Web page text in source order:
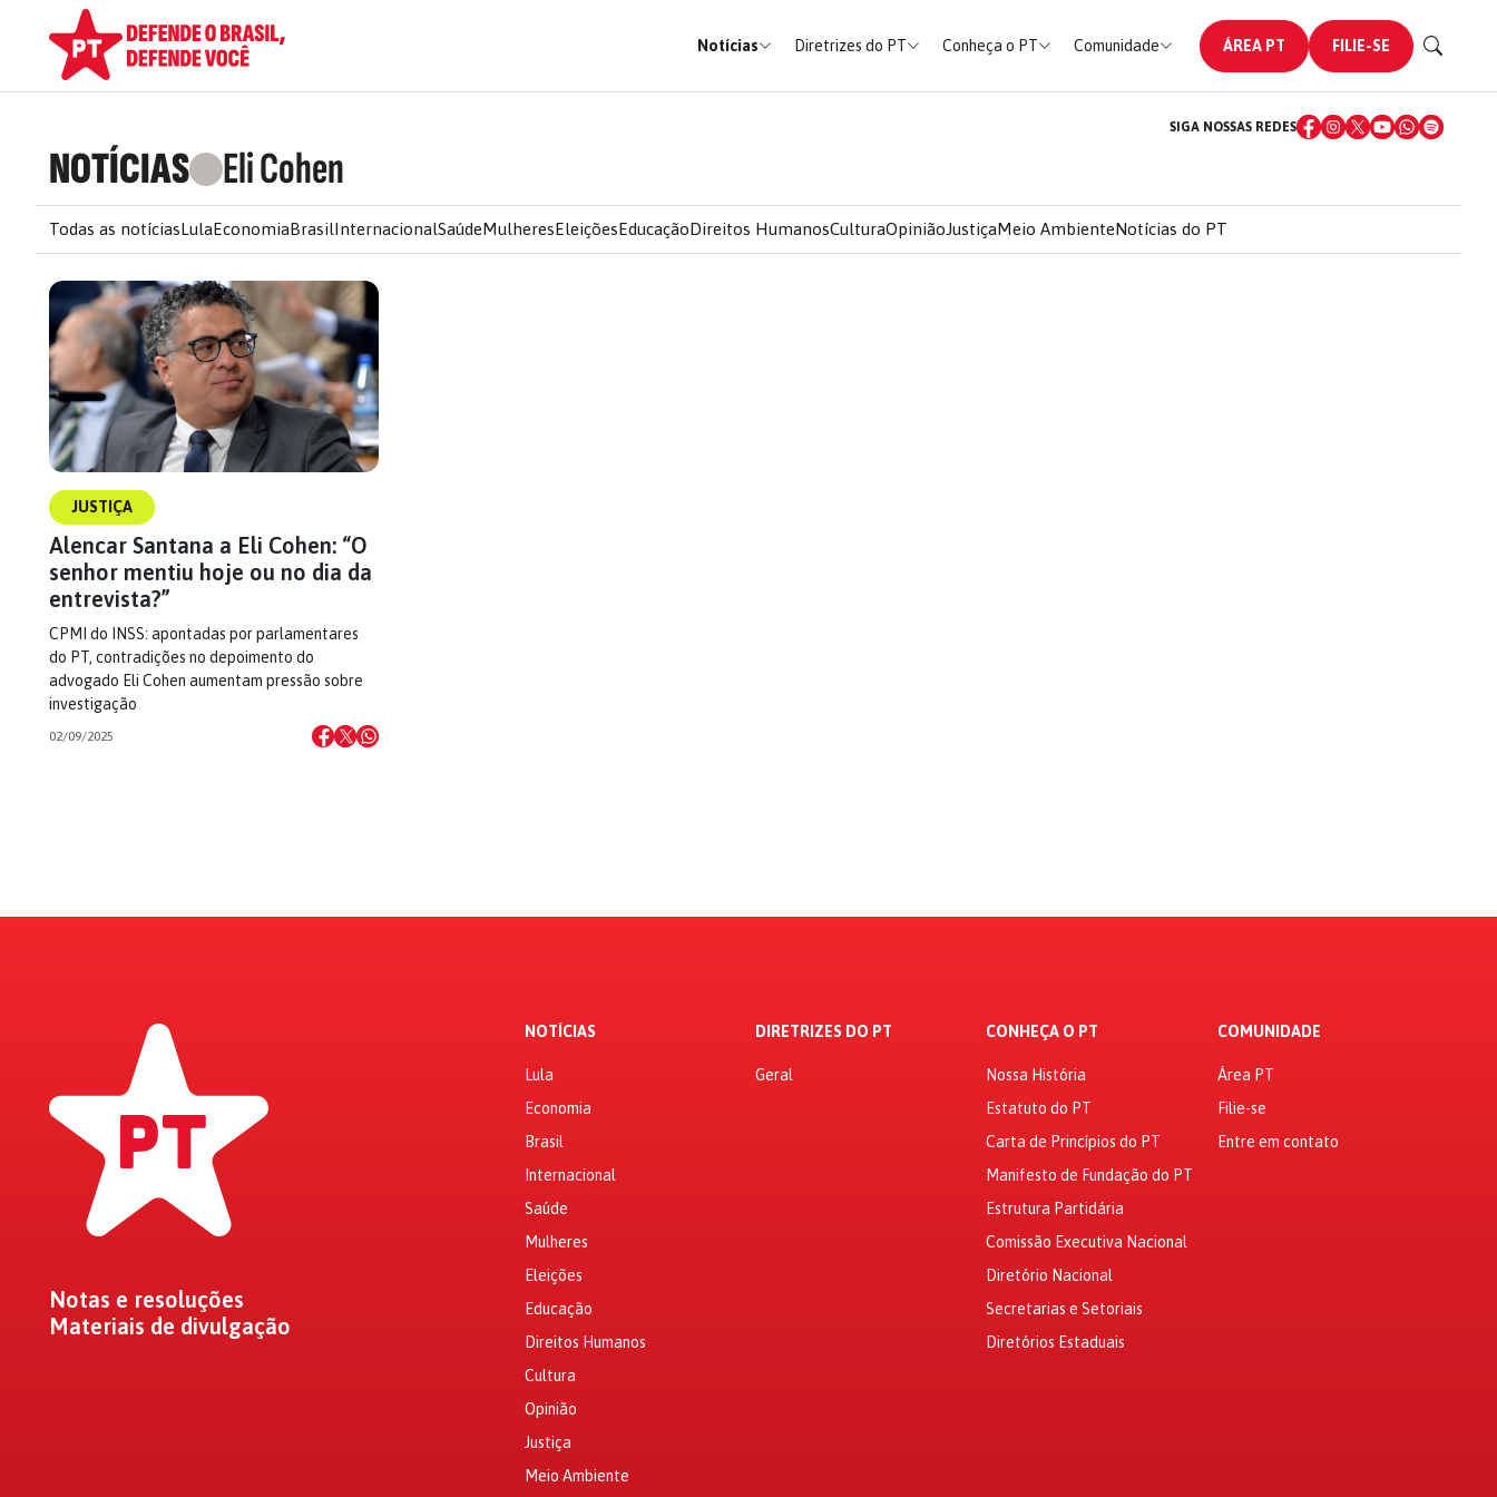
Notícias Diretrizes do PT Conheça o PT Comunidade ÁREA PT FILIE-SE
NOTÍCIAS Eli Cohen
SIGA NOSSAS REDES
Todas as notíciasLulaEconomiaBrasilInternacionalSaúdeMulheresEleiçõesEducaçãoDireitos HumanosCulturaOpiniãoJustiçaMeio AmbienteNotícias do PT
JUSTIÇA
Alencar Santana a Eli Cohen: “O
senhor mentiu hoje ou no dia da
entrevista?”
CPMI do INSS: apontadas por parlamentares
do PT, contradições no depoimento do
advogado Eli Cohen aumentam pressão sobre
investigação
02/09/2025
Notas e resoluções
Materiais de divulgação
NOTÍCIAS
Lula
Economia
Brasil
Internacional
Saúde
Mulheres
Eleições
Educação
Direitos Humanos
Cultura
Opinião
Justiça
Meio Ambiente
DIRETRIZES DO PT
Geral
CONHEÇA O PT
Nossa História
Estatuto do PT
Carta de Princípios do PT
Manifesto de Fundação do PT
Estrutura Partidária
Comissão Executiva Nacional
Diretório Nacional
Secretarias e Setoriais
Diretórios Estaduais
COMUNIDADE
Área PT
Filie-se
Entre em contato